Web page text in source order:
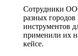
Сотрудники
разных городов
инструментов
применили их
кейсе.